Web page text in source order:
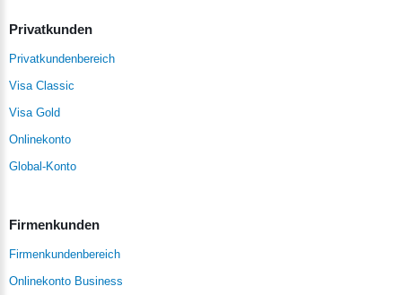
Privatkunden
Privatkundenbereich
Visa Classic
Visa Gold
Onlinekonto
Global-Konto
Firmenkunden
Firmenkundenbereich
Onlinekonto Business